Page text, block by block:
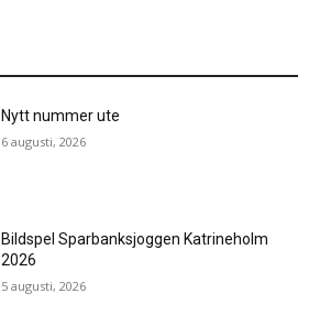
Nytt nummer ute
6 augusti, 2026
Bildspel Sparbanksjoggen Katrineholm
2026
5 augusti, 2026